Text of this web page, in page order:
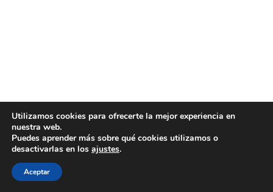
Utilizamos cookies para ofrecerte la mejor experiencia en
nuestra web.
Puedes aprender más sobre qué cookies utilizamos o
desactivarlas en los ajustes.
Aceptar